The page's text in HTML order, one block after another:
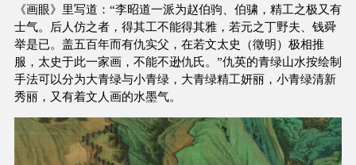
《画眼》里写道：“李昭道一派为赵伯驹、伯骕，精工之极又有
士气。后人仿之者，得其工不能得其雅，若元之丁野夫、钱舜
举是已。盖五百年而有仇实父，在若文太史（徵明）极相推
服，太史于此一家画，不能不逊仇氏。”仇英的青绿山水按绘制
手法可以分为大青绿与小青绿，大青绿精工妍丽，小青绿清新
秀丽，又有着文人画的水墨气。